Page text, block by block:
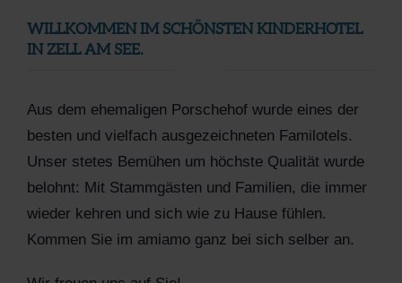
WILLKOMMEN IM SCHÖNSTEN KINDERHOTEL
IN ZELL AM SEE.
Aus dem ehemaligen Porschehof wurde eines der
besten und vielfach ausgezeichneten Familotels.
Unser stetes Bemühen um höchste Qualität wurde
belohnt: Mit Stammgästen und Familien, die immer
wieder kehren und sich wie zu Hause fühlen.
Kommen Sie im amiamo ganz bei sich selber an.